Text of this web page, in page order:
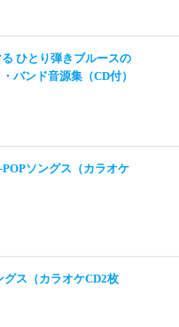
ひとり弾きブルースの
バンド音源集（CD付）
ソングス（カラオケ
ス（カラオケCD2枚